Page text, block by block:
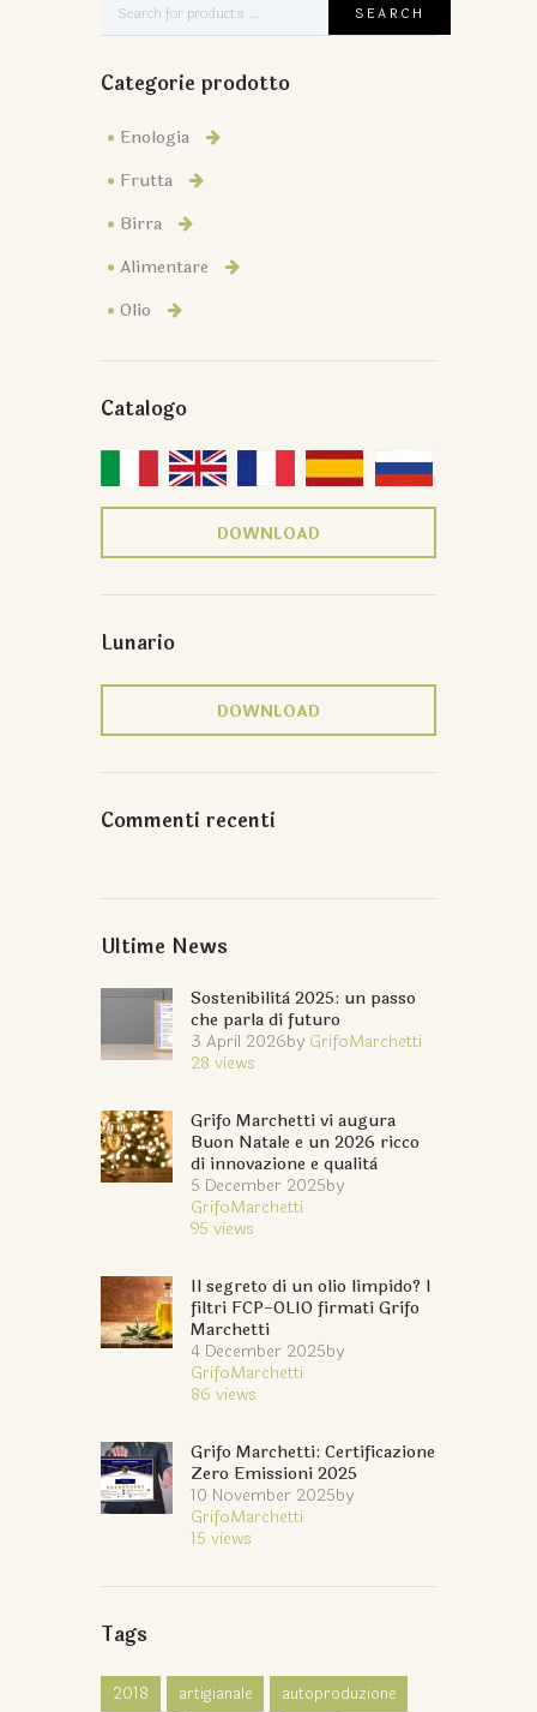
Categorie prodotto
Enologia
Frutta
Birra
Alimentare
Olio
Catalogo
DOWNLOAD
Lunario
DOWNLOAD
Commenti recenti
Ultime News
Sostenibilità 2025: un passo
che parla di futuro
3 April 2026by GrifoMarchetti
28 views
Grifo Marchetti vi augura
Buon Natale e un 2026 ricco
di innovazione e qualità
5 December 2025by
GrifoMarchetti
95 views
Il segreto di un olio limpido? I
filtri FCP-OLIO firmati Grifo
Marchetti
4 December 2025by
GrifoMarchetti
86 views
Grifo Marchetti: Certificazione
Zero Emissioni 2025
10 November 2025by
GrifoMarchetti
15 views
Tags
2018 artigianale
autoproduzione